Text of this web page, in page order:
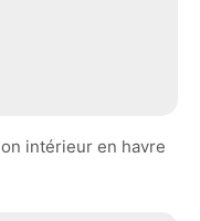
intérieur en havre